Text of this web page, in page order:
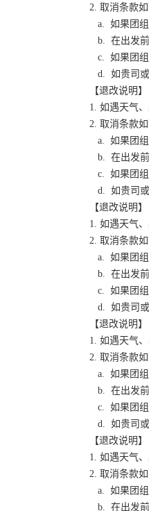
2. 取消条款如
a. 如果团组
b. 在出发前
c. 如果团组
d. 如贵司或
【退改说明】
1. 如遇天气
2. 取消条款如
a. 如果团组
b. 在出发前
c. 如果团组
d. 如贵司或
【退改说明】
1. 如遇天气
2. 取消条款如
a. 如果团组
b. 在出发前
c. 如果团组
d. 如贵司或
【退改说明】
1. 如遇天气
2. 取消条款如
a. 如果团组
b. 在出发前
c. 如果团组
d. 如贵司或
【退改说明】
1. 如遇天气
2. 取消条款如
a. 如果团组
b. 在出发前